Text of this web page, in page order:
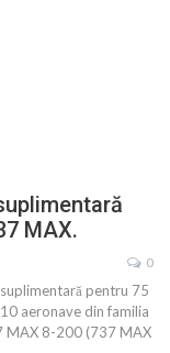
MAX.
0
pentru 75
aeronave din familia
MAX 8-200 (737 MAX